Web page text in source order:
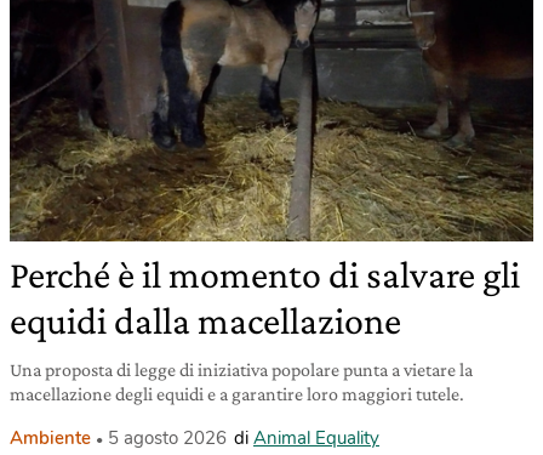
Perché è il momento di salvare gli
equidi dalla macellazione
Una proposta di legge di iniziativa popolare punta a vietare la
macellazione degli equidi e a garantire loro maggiori tutele.
Ambiente 5 agosto 2026 di Animal Equality